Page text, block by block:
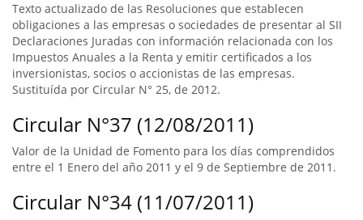
Texto actualizado de las Resoluciones que establecen
obligaciones a las empresas o sociedades de presentar al SII
Declaraciones Juradas con información relacionada con los
Impuestos Anuales a la Renta y emitir certificados a los
inversionistas, socios o accionistas de las empresas.
Sustituída por Circular N° 25, de 2012.
Circular N°37 (12/08/2011)
Valor de la Unidad de Fomento para los días comprendidos
entre el 1 Enero del año 2011 y el 9 de Septiembre de 2011.
Circular N°34 (11/07/2011)